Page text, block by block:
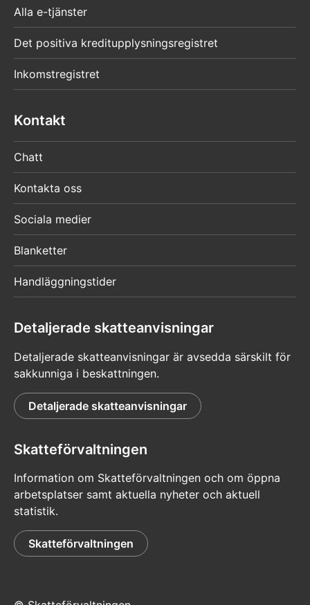
Alla e-tjänster
Det positiva kreditupplysningsregistret
Inkomstregistret
Kontakt
Chatt
Kontakta oss
Sociala medier
Blanketter
Handläggningstider
Detaljerade skatteanvisningar
Detaljerade skatteanvisningar är avsedda särskilt för
sakkunniga i beskattningen.
Detaljerade skatteanvisningar
Skatteförvaltningen
Information om Skatteförvaltningen och om öppna
arbetsplatser samt aktuella nyheter och aktuell
statistik.
Skatteförvaltningen